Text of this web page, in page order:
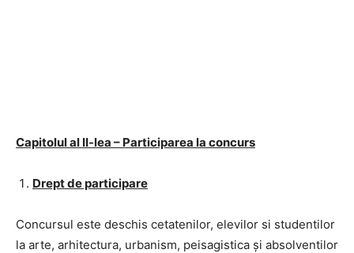
Capitolul al II-lea – Participarea la concurs
Drept de participare
Concursul este deschis cetatenilor, elevilor si studentilor
la arte, arhitectura, urbanism, peisagistica și absolventilor